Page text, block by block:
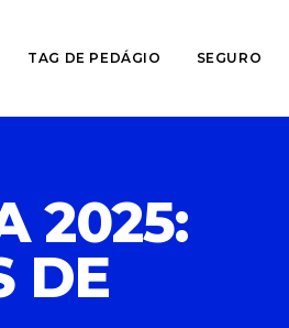
TAG DE PEDÁGIO SEGURO
2025:
DE